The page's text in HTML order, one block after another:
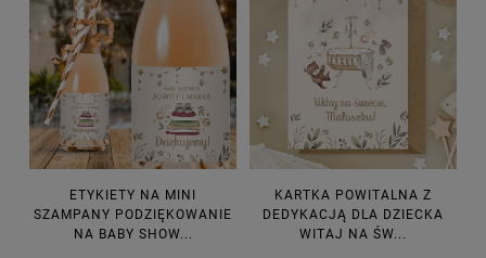
ETYKIETY NA MINI
SZAMPANY PODZIĘKOWANIE
NA BABY SHOW...
KARTKA POWITALNA Z
DEDYKACJĄ DLA DZIECKA
WITAJ NA ŚW...